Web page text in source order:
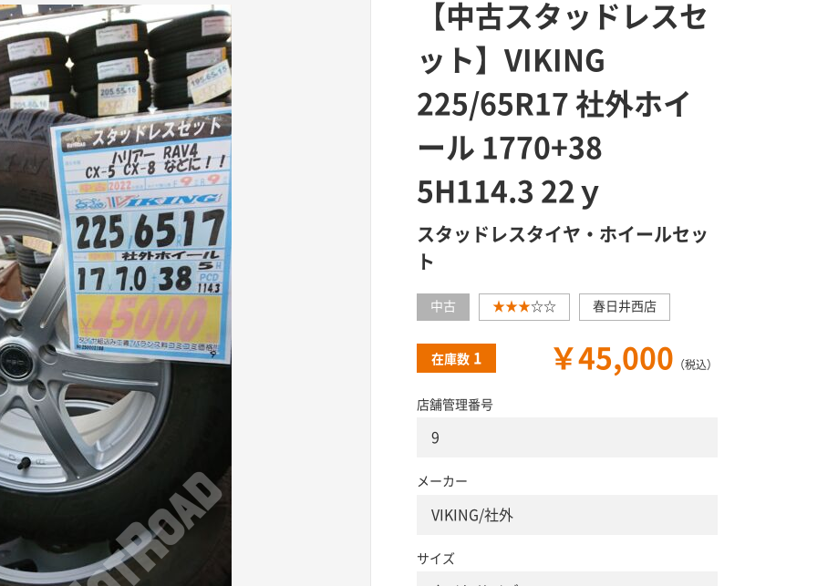
【中古スタッドレスセ
ット】VIKING
225/65R17 社外ホイ
ール 1770+38
5H114.3 22ｙ
スタッドレスタイヤ・ホイールセッ
ト
中古 ★★★☆☆ 春日井西店
在庫数 1 ￥45,000 （税込）
店舗管理番号
9
メーカー
VIKING/社外
サイズ